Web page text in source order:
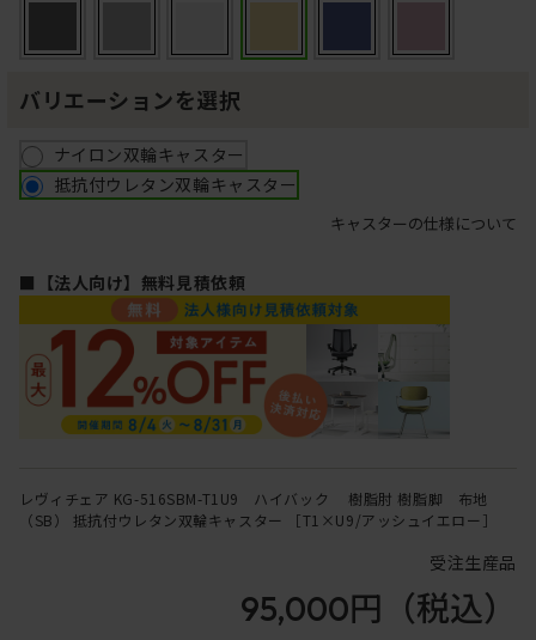
バリエーションを選択
ナイロン双輪キャスター
抵抗付ウレタン双輪キャスター
キャスターの仕様について
■【法人向け】無料見積依頼
レヴィチェア KG-516SBM-T1U9 ハイバック 樹脂肘 樹脂脚 布地
（SB） 抵抗付ウレタン双輪キャスター ［T1×U9/アッシュイエロー］
受注生産品
95,000円 （税込）